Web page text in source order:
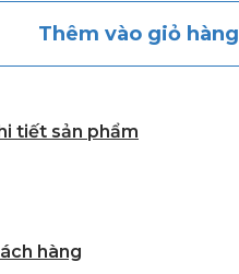
Thêm vào giỏ hàng
tiết sản phẩm
hàng